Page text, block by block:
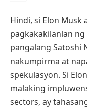
Hindi, si Elon Musk
pagkakakilanlan
pangalang Satoshi
nakumpirma at
spekulasyon. Si
malaking
sectors, ay